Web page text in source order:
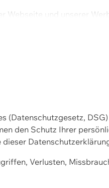
und unserer
(Datenschutzgesetz,
den Schutz Ihrer
Verlusten,